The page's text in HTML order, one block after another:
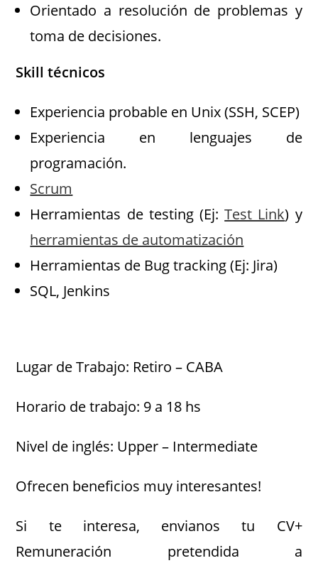
Orientado a resolución de problemas y
toma de decisiones.
Skill técnicos
Experiencia probable en Unix (SSH, SCEP)
Experiencia en lenguajes de
programación.
Scrum
Herramientas de testing (Ej:Test Link) y
herramientas de automatización
Herramientas de Bug tracking (Ej: Jira)
SQL, Jenkins
Lugar de Trabajo: Retiro – CABA
Horario de trabajo: 9 a 18 hs
Nivel de inglés: Upper – Intermediate
Ofrecen beneficios muy interesantes!
Si te interesa, envianos tu CV+
Remuneración pretendida a